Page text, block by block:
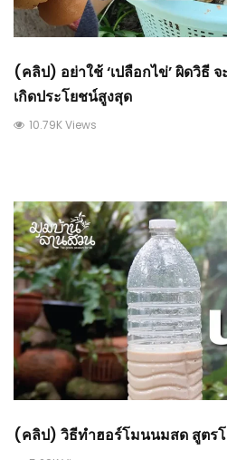
(คลิป) อย่าใช้ ‘เปลือกไข่’ ผิดวิธี
เกิดประโยชน์สูงสุด
10.79K Views
(คลิป) วิธีทำฮอร์โมนนมสด สูตร